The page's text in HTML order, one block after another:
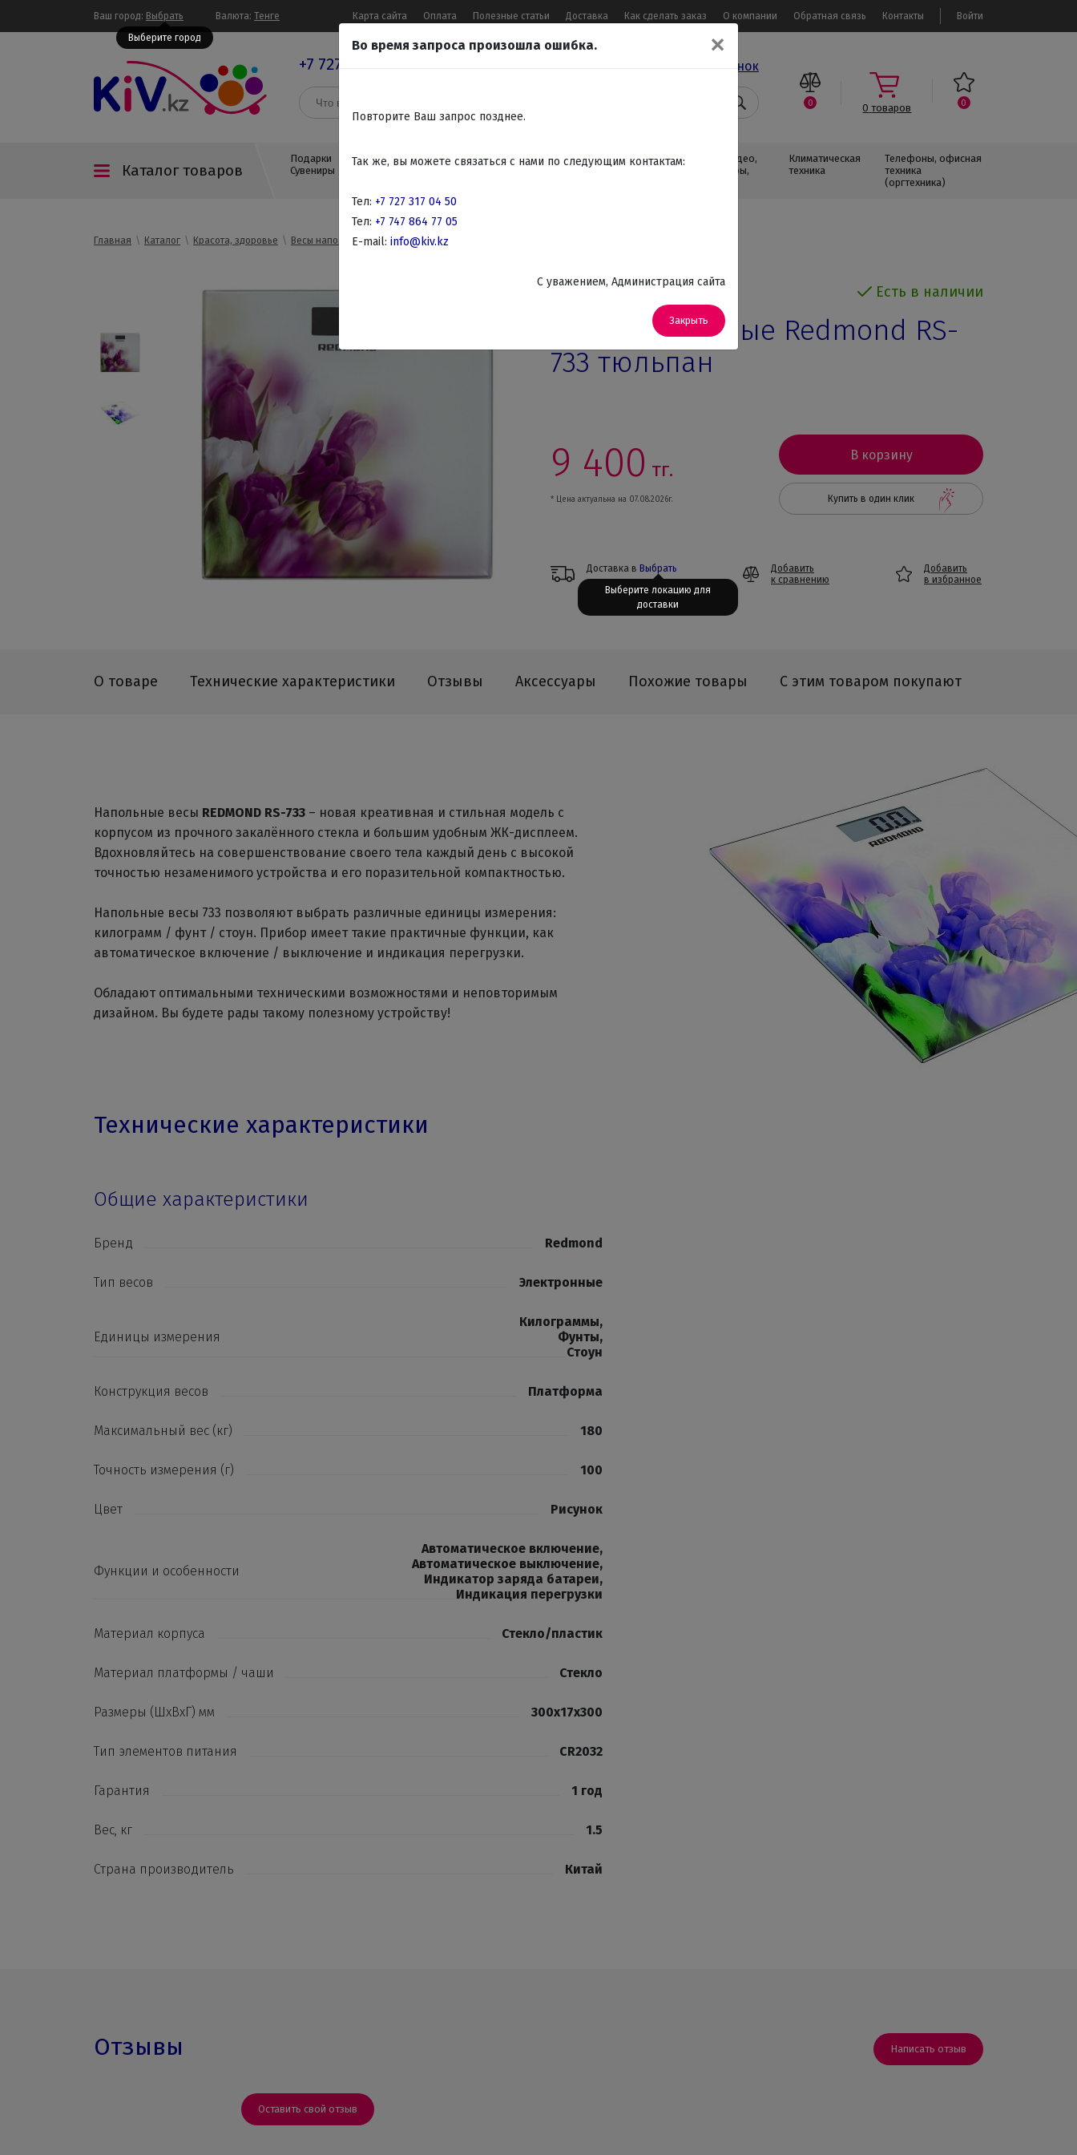
Ваш город: Выбрать Валюта: Тенге Войти
Карта сайта Оплата Полезные статьи Доставка Как сделать заказ О компании Обратная связь Контакты
+7 727 317 04 50 Заказать звонок
0 0 товаров 0
Каталог товаров
Подарки
Сувениры
Встраиваемая
бытовая
Крупно
Мелко
Красота,
Аудио, Видео,
Телевизоры,
Климатическая
техника
Телефоны, офисная
техника
(оргтехника)
Главная Каталог Красота, здоровье Весы напольные
Артикул: RS-733 (тюльпан) Есть в наличии
Весы напольные Redmond RS-
733 тюльпан
9 400 тг.
* Цена актуальна на 07.08.2026г.
В корзину
Купить в один клик
Доставка в Выбрать
Добавить
к сравнению
Добавить
в избранное
О товаре Технические характеристики Отзывы Аксессуары Похожие товары С этим товаром покупают
Напольные весы REDMOND RS-733 – новая креативная и стильная модель с
корпусом из прочного закалённого стекла и большим удобным ЖК-дисплеем.
Вдохновляйтесь на совершенствование своего тела каждый день с высокой
точностью незаменимого устройства и его поразительной компактностью.
Напольные весы 733 позволяют выбрать различные единицы измерения:
килограмм / фунт / стоун. Прибор имеет такие практичные функции, как
автоматическое включение / выключение и индикация перегрузки.
Обладают оптимальными техническими возможностями и неповторимым
дизайном. Вы будете рады такому полезному устройству!
Технические характеристики
Общие характеристики
Бренд Redmond
Тип весов Электронные
Единицы измерения
Килограммы,
Фунты,
Стоун
Конструкция весов Платформа
Максимальный вес (кг) 180
Точность измерения (г) 100
Цвет Рисунок
Функции и особенности
Автоматическое включение,
Автоматическое выключение,
Индикатор заряда батареи,
Индикация перегрузки
Материал корпуса Стекло/пластик
Материал платформы / чаши Стекло
Размеры (ШхВхГ) мм 300х17х300
Тип элементов питания CR2032
Гарантия 1 год
Вес, кг 1.5
Страна производитель Китай
Отзывы Написать отзыв
Оставить свой отзыв
✕
Во время запроса произошла ошибка.
Повторите Ваш запрос позднее.
Так же, вы можете связаться с нами по следующим контактам:
Тел: +7 727 317 04 50
Тел: +7 747 864 77 05
E-mail: info@kiv.kz
C уважением, Администрация сайта
Закрыть
Выберите город
Выберите локацию для
доставки